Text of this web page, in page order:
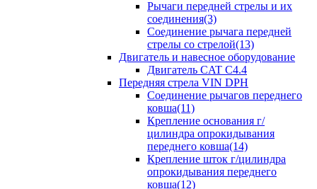
Рычаги передней стрелы и их
соединения(3)
Соединение рычага передней
стрелы со стрелой(13)
Двигатель и навесное оборудование
Двигатель CAT C4.4
Передняя стрела VIN DPH
Cоединение рычагов переднего
ковша(11)
Крепление основания г/
цилиндра опрокидывания
переднего ковша(14)
Крепление шток г/цилиндра
опрокидывания переднего
ковша(12)